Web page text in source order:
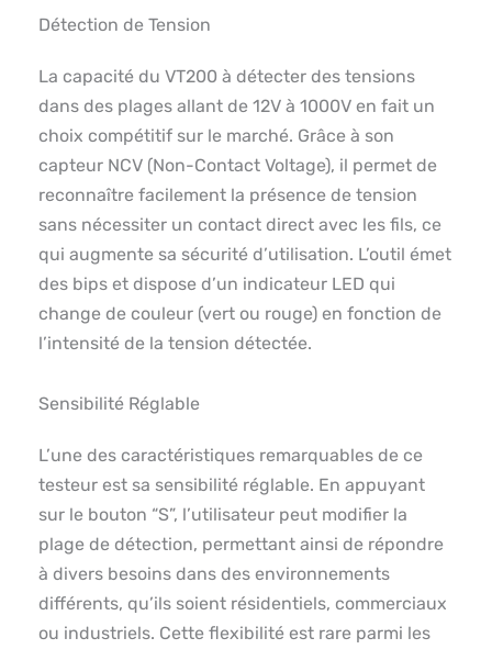
Détection de Tension
La capacité du VT200 à détecter des tensions
dans des plages allant de 12V à 1000V en fait un
choix compétitif sur le marché. Grâce à son
capteur NCV (Non-Contact Voltage), il permet de
reconnaître facilement la présence de tension
sans nécessiter un contact direct avec les fils, ce
qui augmente sa sécurité d’utilisation. L’outil émet
des bips et dispose d’un indicateur LED qui
change de couleur (vert ou rouge) en fonction de
l’intensité de la tension détectée.
Sensibilité Réglable
L’une des caractéristiques remarquables de ce
testeur est sa sensibilité réglable. En appuyant
sur le bouton “S”, l’utilisateur peut modifier la
plage de détection, permettant ainsi de répondre
à divers besoins dans des environnements
différents, qu’ils soient résidentiels, commerciaux
ou industriels. Cette flexibilité est rare parmi les